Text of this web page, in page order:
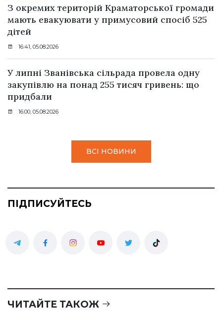
З окремих територій Краматорської громади
мають евакуювати у примусовий спосіб 525
дітей
16:41, 05.08.2026
У липні Званівська сільрада провела одну
закупівлю на понад 255 тисяч гривень: що
придбали
16:00, 05.08.2026
ВСІ НОВИНИ
ПІДПИСУЙТЕСЬ
ЧИТАЙТЕ ТАКОЖ